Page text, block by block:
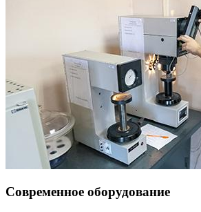
Современное оборудование